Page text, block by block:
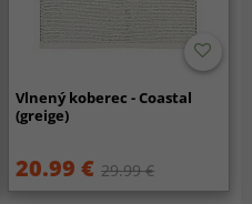
Vlnený koberec - Coastal
(greige)
20.99 € 29.99 €